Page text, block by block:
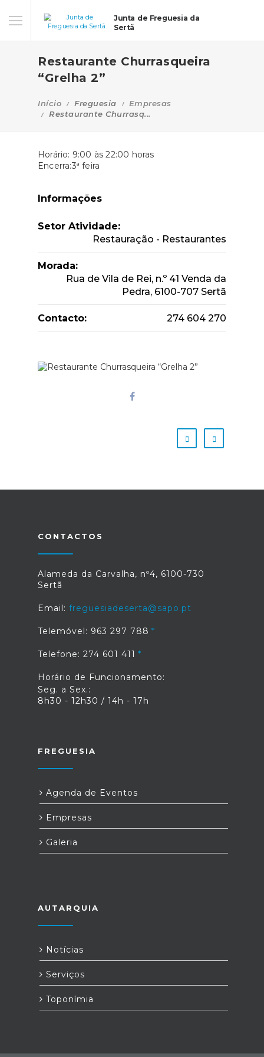
Junta de Freguesia da
Sertã
Restaurante Churrasqueira
“Grelha 2”
Início Freguesia
Empresas
Restaurante Churrasq...
Horário: 9:00 às 22:00 horas
Encerra:3ª feira
Informações
Setor Atividade:
Restauração - Restaurantes
Morada:
Rua de Vila de Rei, n.º 41 Venda da
Pedra, 6100-707 Sertã
Contacto: 274 604 270
CONTACTOS
Alameda da Carvalha, nº4, 6100-730
Sertã
Email: freguesiadeserta@sapo.pt
Telemóvel: 963 297 788
Telefone: 274 601 411
Horário de Funcionamento:
Seg. a Sex.:
8h30 - 12h30 / 14h - 17h
FREGUESIA
Agenda de Eventos
Empresas
Galeria
AUTARQUIA
Notícias
Serviços
Toponímia